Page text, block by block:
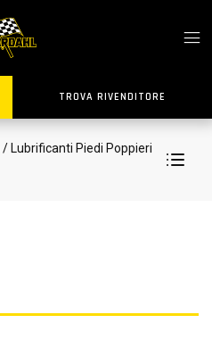
TROVA RIVENDITORE
/ Lubrificanti Piedi Poppieri